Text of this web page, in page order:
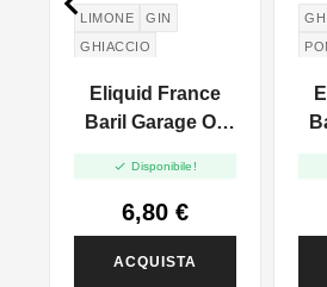
LIMONE
GIN
GHIACCIO
Eliquid France
Baril Garage Oil
Fresh - Mini Shot
10+20
 Disponibile!
6,80 €
ACQUISTA